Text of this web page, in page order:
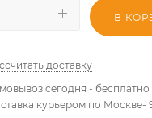
В
доставку
сегодня - бесплатно
курьером по Москве-